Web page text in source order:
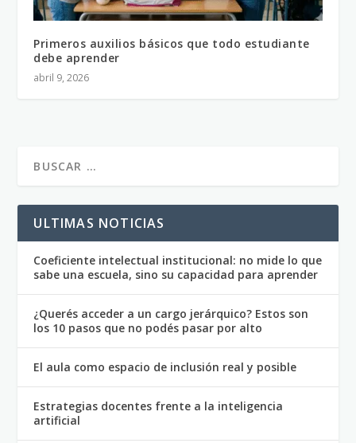
Primeros auxilios básicos que todo estudiante
debe aprender
abril 9, 2026
ULTIMAS NOTICIAS
Coeficiente intelectual institucional: no mide lo que
sabe una escuela, sino su capacidad para aprender
¿Querés acceder a un cargo jerárquico? Estos son
los 10 pasos que no podés pasar por alto
El aula como espacio de inclusión real y posible
Estrategias docentes frente a la inteligencia
artificial